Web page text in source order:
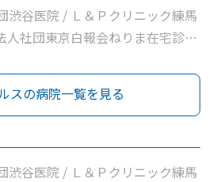
医療法人社団誠信会わかばクリニ
渋谷医院 / Ｌ＆Ｐクリニック練馬
社団東京白報会ねりま在宅診療
社団啓妙会桑名医院 / 医療法人社
病院 / 公益社団法人地域医療振興
法人社団健寿の樹きくかわクリ
年内科 / 医療法人社団金谷クリニ
会浜野小児科内科クリニック / 練
スの病院一覧を見る
渋谷医院 / Ｌ＆Ｐクリニック練馬